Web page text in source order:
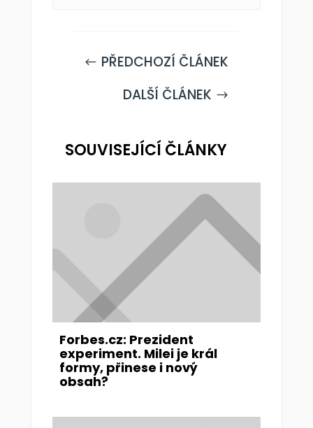
# PŘEDCHOZÍ ČLÁNEK
DALŠÍ ČLÁNEK $
SOUVISEJÍCÍ ČLÁNKY
Forbes.cz: Prezident
experiment. Milei je král
formy, přinese i nový
obsah?